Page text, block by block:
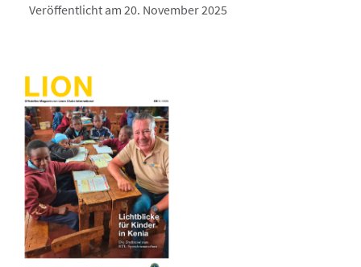
Veröffentlicht am 20. November 2025